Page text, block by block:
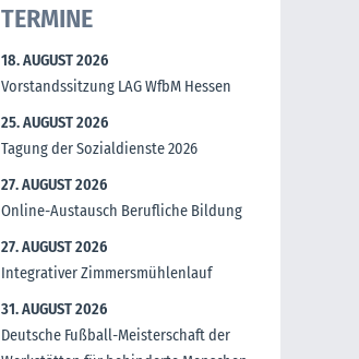
TERMINE
18. AUGUST 2026
Vorstandssitzung LAG WfbM Hessen
25. AUGUST 2026
Tagung der Sozialdienste 2026
27. AUGUST 2026
Online-Austausch Berufliche Bildung
27. AUGUST 2026
Integrativer Zimmersmühlenlauf
31. AUGUST 2026
Deutsche Fußball-Meisterschaft der